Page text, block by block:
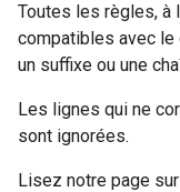
Toutes les règles, à
compatibles avec le
un suffixe ou une
Les lignes qui ne
sont ignorées.
Lisez notre page